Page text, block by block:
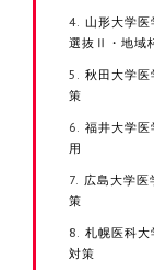
山形大学
選抜Ⅱ・地域
秋田大学
策
福井大学
用
広島大学医
策
札幌医科
対策